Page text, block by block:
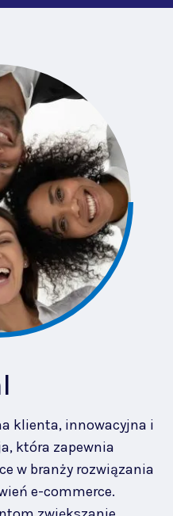
klienta, innowacyjna i
która zapewnia
w branży rozwiązania
e-commerce.